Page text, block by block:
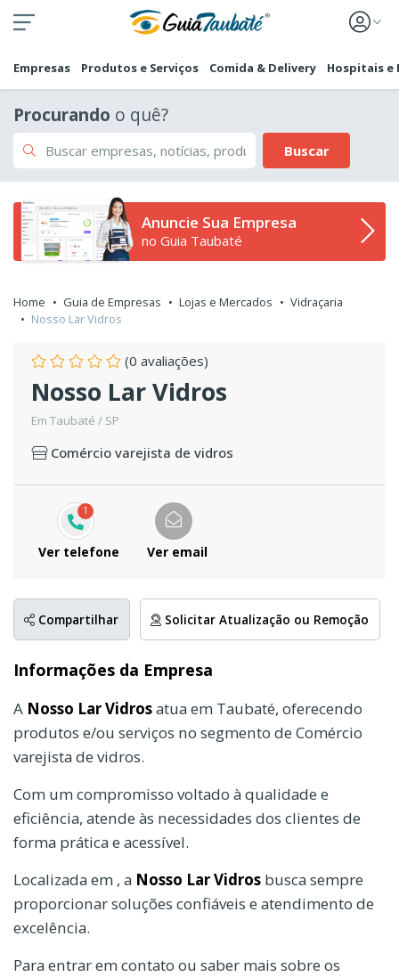
Empresas Produtos e Serviços Comida & Delivery Hospitais e
Procurando o quê?
Buscar
Anuncie Sua Empresa
no Guia Taubaté
Home Guia de Empresas Lojas e Mercados
Vidraçaria
Nosso Lar Vidros
(0 avaliações)
Nosso Lar Vidros
Em Taubaté / SP
Comércio varejista de vidros
1
Ver telefone Ver email
Compartilhar Solicitar Atualização ou Remoção
Informações da Empresa
A Nosso Lar Vidrosatua em Taubaté, oferecendo
produtos e/ou serviços no segmento de Comércio
varejista de vidros.
Com um compromisso voltado à qualidade e
eficiência, atende às necessidades dos clientes de
forma prática e acessível.
Localizada em , a Nosso Lar Vidros busca sempre
proporcionar soluções confiáveis e atendimento de
excelência.
Para entrar em contato ou saber mais sobre os